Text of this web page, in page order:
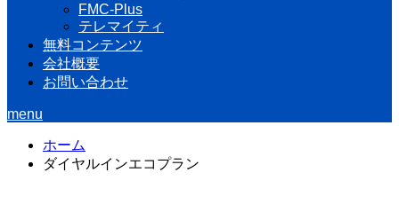
FMC-Plus
テレマイティ
無料コンテンツ
会社概要
お問い合わせ
menu
ホーム
ダイヤルインエコプラン